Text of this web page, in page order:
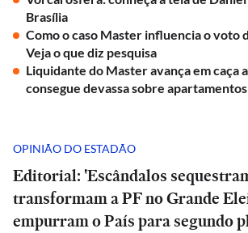
Brasília
Como o caso Master influencia o voto
Veja o que diz pesquisa
Liquidante do Master avança em caça
consegue devassa sobre
OPINIÃO DO ESTADÃO
Editorial: 'Escândalos
transformam a PF no Grande
empurram o País para segundo